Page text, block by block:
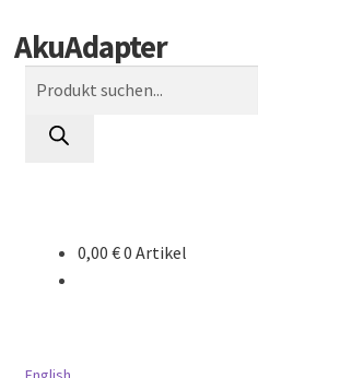
Zur
Navigation
springen
Zum
Inhalt
springen
AkuAdapter
0,00 €0 Artikel